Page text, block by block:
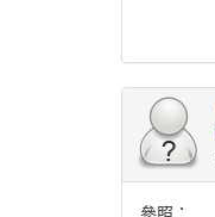
參照：